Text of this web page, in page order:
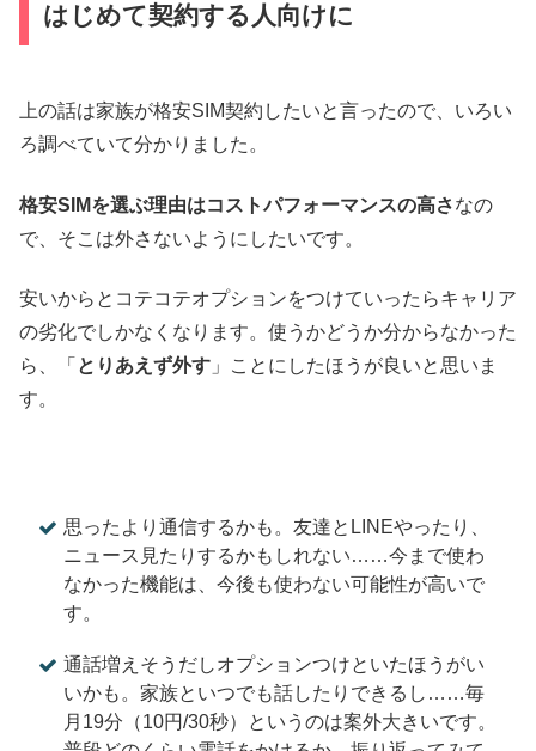
はじめて契約する人向けに
上の話は家族が格安SIM契約したいと言ったので、いろい
ろ調べていて分かりました。
格安SIMを選ぶ理由はコストパフォーマンスの高さなの
で、そこは外さないようにしたいです。
安いからとコテコテオプションをつけていったらキャリア
の劣化でしかなくなります。使うかどうか分からなかった
ら、「 とりあえず外す 」ことにしたほうが良いと思いま
す。
思ったより通信するかも。友達とLINEやったり、
ニュース見たりするかもしれない……今まで使わ
なかった機能は、今後も使わない可能性が高いで
す。
通話増えそうだしオプションつけといたほうがい
いかも。家族といつでも話したりできるし……毎
月19分（10円/30秒）というのは案外大きいです。